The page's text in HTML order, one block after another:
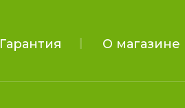
Гарантия О магазине